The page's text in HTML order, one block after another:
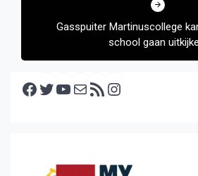
Gasspuiter Martinuscollege
school gaan
Facebook Twitter YouTube E-mail RSS feed